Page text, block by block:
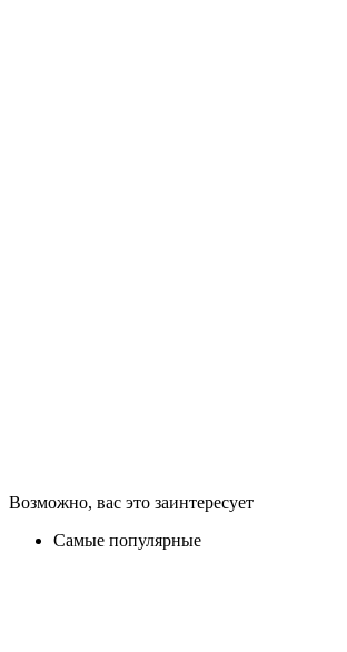
Возможно, вас это заинтересует
Самые популярные